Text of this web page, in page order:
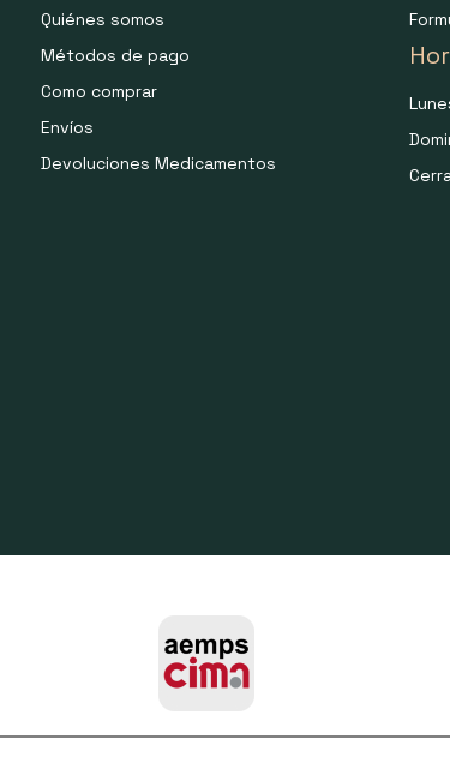
Quiénes somos
Métodos de pago
Como comprar
Envíos
Devoluciones Medicamentos